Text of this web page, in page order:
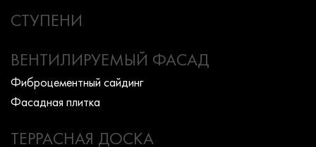
СТУПЕНИ
ВЕНТИЛИРУЕМЫЙ ФАСАД
Фиброцементный сайдинг
Фасадная плитка
ТЕРРАСНАЯ ДОСКА